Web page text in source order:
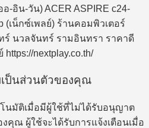
ป็นส่วนตัวของคุณ
นมัติเมื่อมีผู้ใช้ที่ไม่ได้รับอนุญาต
คุณ ผู้ใช้จะได้รับการแจ้งเตือนเมื่อ